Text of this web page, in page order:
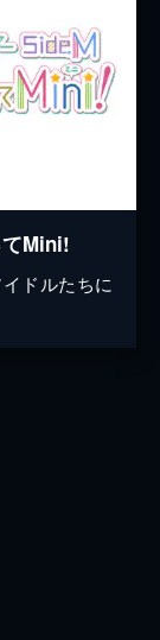
Mini!
ドルたちに